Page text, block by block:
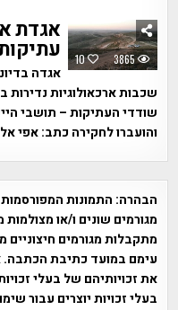
10 3865
אגדת
אגדה
שכבות ארכאולוגיות נדירות
שודדי העתיקות – תושבי
והועברו לחקירה כתב: אפי
הבהרה: התמונות
מגורמים שונים ו/או
מתקבלות מגורמים
עימם במועד כתיבת הכתבה.
את זכויותיהם של בעלי
בעלי זכויות יוצרים עבור